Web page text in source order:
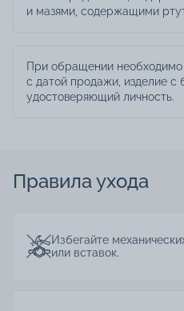
и мазями, содержащими
При обращении необходимо
с датой продажи, изделие с
удостоверяющий личность.
Правила ухода
Избегайте
или вставок.